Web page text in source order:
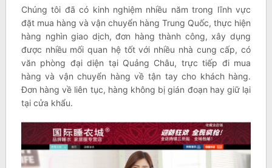
Chúng tôi đã có kinh nghiệm nhiều năm trong lĩnh vực
đặt mua hàng và vận chuyển hàng Trung Quốc, thực hiện
hàng nghìn giao dịch, đơn hàng thành công, xây dụng
được nhiều mối quan hệ tốt với nhiều nhà cung cấp, có
văn phòng đại diện tại Quảng Châu, trực tiếp đi mua
hàng và vận chuyển hàng về tận tay cho khách hàng.
Đơn hàng về liên tục, hàng không bị gián đoạn hay giữ lại
tại cửa khẩu.